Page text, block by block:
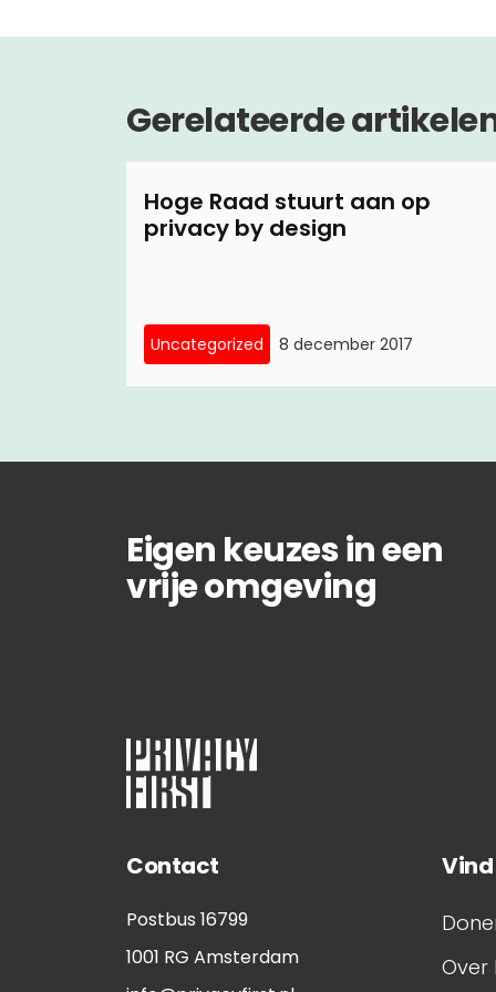
Gerelateerde
Hoge Raad stuurt aan op
privacy by design
Uncategorized 8 december 2017
Eigen keuzes in een
vrije omgeving
Contact
Postbus 16799
1001 RG Amsterdam
Vind
Over